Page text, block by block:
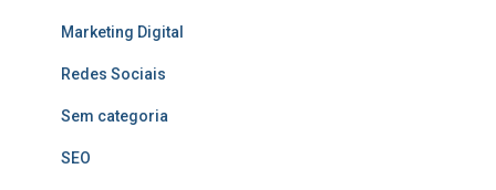
Marketing Digital
Redes Sociais
Sem categoria
SEO